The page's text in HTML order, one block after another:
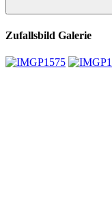
Zufallsbild Galerie